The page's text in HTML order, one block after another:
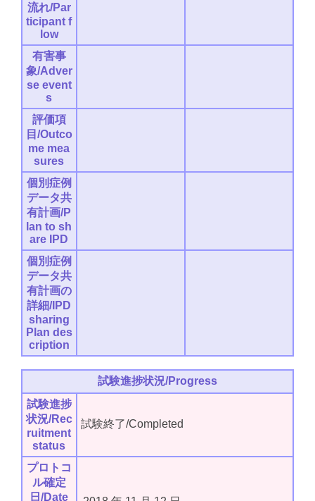
流れ/Par
ticipant f
low
有害事
象/Adver
se event
s
評価項
目/Outco
me mea
sures
個別症例
データ共
有計画/P
lan to sh
are IPD
個別症例
データ共
有計画の
詳細/IPD
sharing
Plan des
cription
試験進捗状況/Progress
試験進捗
状況/Rec
ruitment
status
試験終了/Completed
プロトコ
ル確定
日/Date